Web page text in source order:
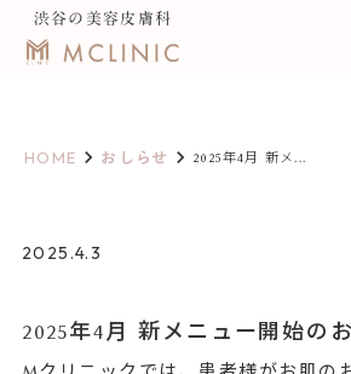
HOME keyboard_arrow_right おしらせ keyboard_arrow_right 2025年4月 新メ...
渋谷の美容皮膚科
2025.4.3
2025年4月 新メニュー開始の